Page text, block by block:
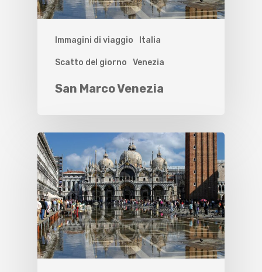
Immagini di viaggio Italia
Scatto del giorno Venezia
San Marco Venezia